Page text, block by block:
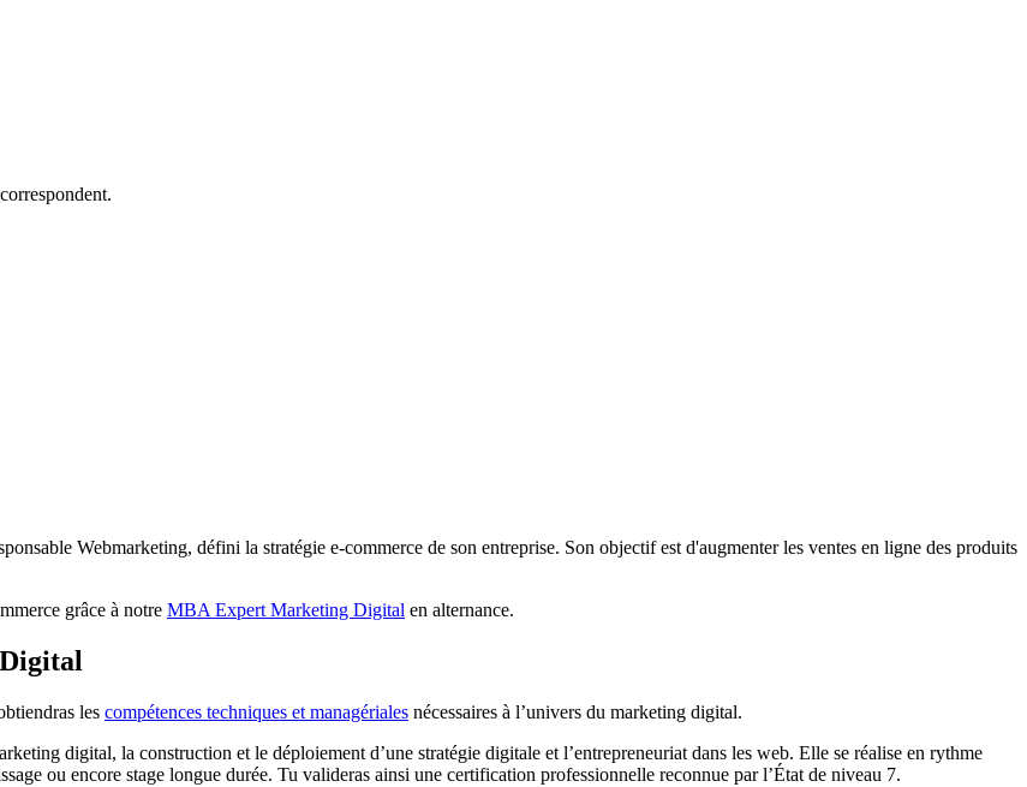
Webmarketing, défini la stratégie e-commerce de son entreprise. Son objectif est d'augmenter les ventes en ligne des produits
grâce à notre MBA Expert Marketing Digital en alternance.
les compétences techniques et managériales nécessaires à l’univers du marketing digital.
digital, la construction et le déploiement d’une stratégie digitale et l’entrepreneuriat dans les web. Elle se réalise en rythme
ou encore stage longue durée. Tu valideras ainsi une certification professionnelle reconnue par l’État de niveau 7.